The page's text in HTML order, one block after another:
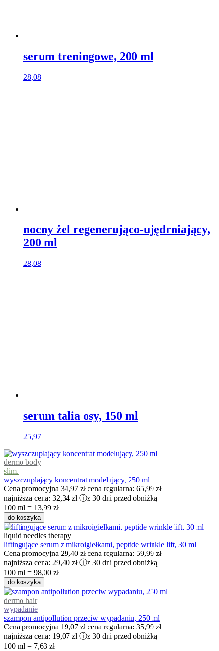
serum treningowe, 200 ml​
28,08
nocny żel regenerująco-ujędrniający,
200 ml​
28,08
serum talia osy, 150 ml
25,97
dermo body
slim.
wyszczuplający koncentrat modelujący, 250 ml
Cena promocyjna 34,97 zł cena regularna: 65,99 zł
najniższa cena: 32,34 zł ⓘz 30 dni przed obniżką
100 ml = 13,99 zł
do koszyka
liquid needles therapy
liftingujące serum z mikroigiełkami, peptide wrinkle lift, 30 ml
Cena promocyjna 29,40 zł cena regularna: 59,99 zł
najniższa cena: 29,40 zł ⓘz 30 dni przed obniżką
100 ml = 98,00 zł
do koszyka
dermo hair
wypadanie
szampon antipollution przeciw wypadaniu, 250 ml
Cena promocyjna 19,07 zł cena regularna: 35,99 zł
najniższa cena: 19,07 zł ⓘz 30 dni przed obniżką
100 ml = 7,63 zł